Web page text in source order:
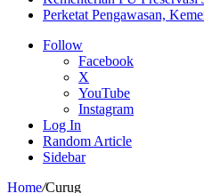
Perketat Pengawasan,
Follow
Facebook
X
YouTube
Instagram
Log In
Random Article
Sidebar
Home/Curug